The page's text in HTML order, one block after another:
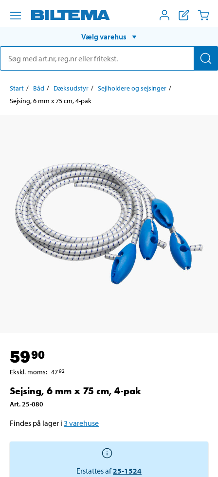
Vælg varehus
Start Båd Dæksudstyr
Sejlholdere og sejsinger
Sejsing, 6 mm x 75 cm, 4-pak
5990
Ekskl. moms: 4792
Sejsing, 6 mm x 75 cm, 4-pak
Art. 25-080
Findes på lager i 3 varehuse
Erstattes af25-1524